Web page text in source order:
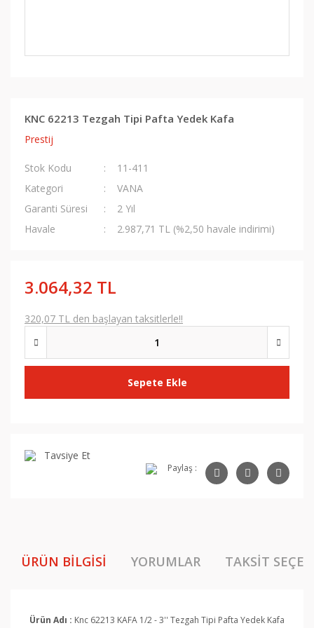
KNC 62213 Tezgah Tipi Pafta Yedek Kafa
Prestij
Stok Kodu
11-411
Kategori
VANA
Garanti Süresi
2 Yıl
Havale
2.987,71 TL (%2,50 havale indirimi)
3.064,32 TL
320,07 TL den başlayan taksitlerle!!
Sepete Ekle
Tavsiye Et
Paylaş :
ÜRÜN BILGISI YORUMLAR TAKSIT
Ürün Adı : Knc 62213 KAFA 1/2 - 3'' Tezgah Tipi Pafta Yedek Kafa